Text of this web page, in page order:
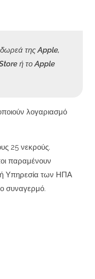
δωρεά της Apple,
ή το Apple
λογαριασμό
25 νεκρούς.
παραμένουν
Υπηρεσία των ΗΠΑ
συναγερμό.